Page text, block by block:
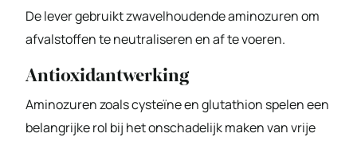
De lever gebruikt zwavelhoudende aminozuren om
afvalstoffen te neutraliseren en af te voeren.
Antioxidantwerking
Aminozuren zoals cysteïne en glutathion spelen een
belangrijke rol bij het onschadelijk maken van vrije